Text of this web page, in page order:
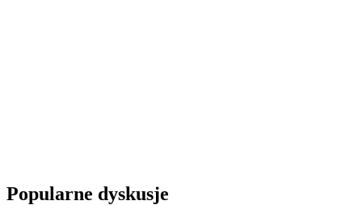
Popularne dyskusje